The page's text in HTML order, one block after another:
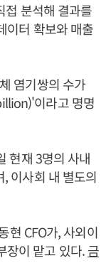
접 분석해 결과를
이터 확보와 매출
염기쌍의 수가
이라고 명명
현재 3명의 사내
이사회 내 별도의
현 CFO가, 사외이
장이 맡고 있다.금